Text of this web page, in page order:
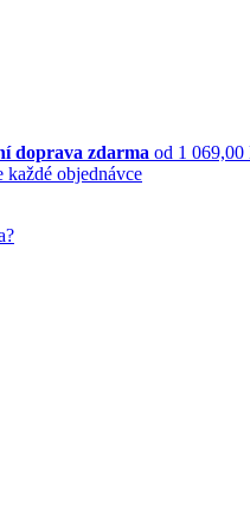
doprava zdarma od 1 069,00
každé objednávce